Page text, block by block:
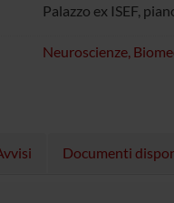
Palazzo ex ISEF,
Neuroscienze,
Documenti